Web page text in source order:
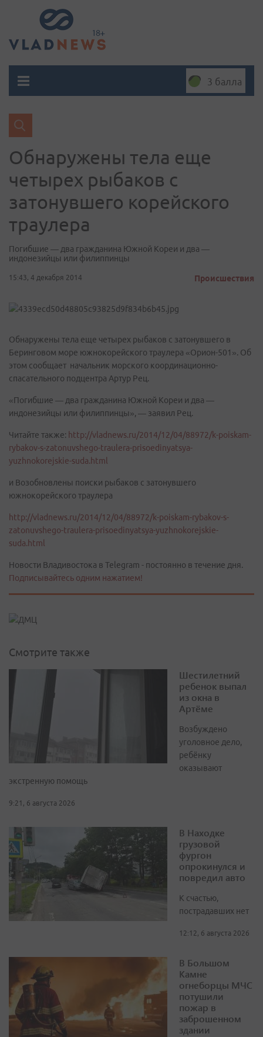
3 балла
Обнаружены тела еще
четырех рыбаков с
затонувшего корейского
траулера
Погибшие — два гражданина Южной Кореи и два —
индонезийцы или филиппинцы
15:43, 4 декабря 2014 Происшествия
Обнаружены тела еще четырех рыбаков с затонувшего в
Беринговом море южнокорейского траулера «Орион-501». Об
этом сообщает начальник морского координационно-
спасательного подцентра Артур Рец.
«Погибшие — два гражданина Южной Кореи и два —
индонезийцы или филиппинцы», — заявил Рец.
Читайте также: http://vladnews.ru/2014/12/04/88972/k-poiskam-
rybakov-s-zatonuvshego-traulera-prisoedinyatsya-
yuzhnokorejskie-suda.html
и Возобновлены поиски рыбаков с затонувшего
южнокорейского траулера
http://vladnews.ru/2014/12/04/88972/k-poiskam-rybakov-s-
zatonuvshego-traulera-prisoedinyatsya-yuzhnokorejskie-
suda.html
Новости Владивостока в Telegram - постоянно в течение дня.
Подписывайтесь одним нажатием!
Смотрите также
Шестилетний
ребенок выпал
из окна в
Артёме
Возбуждено
уголовное дело,
ребёнку
оказывают
экстренную помощь
9:21, 6 августа 2026
В Находке
грузовой
фургон
опрокинулся и
повредил авто
К счастью,
пострадавших нет
12:12, 6 августа 2026
В Большом
Камне
огнеборцы МЧС
потушили
пожар в
заброшенном
здании